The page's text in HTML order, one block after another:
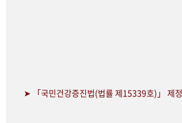
➤ 「국민건강증진법(법률 제15339호)」 제정